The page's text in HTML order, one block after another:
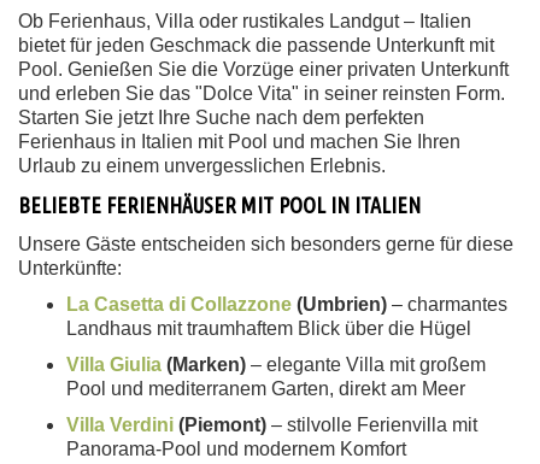
Ob Ferienhaus, Villa oder rustikales Landgut – Italien
bietet für jeden Geschmack die passende Unterkunft mit
Pool. Genießen Sie die Vorzüge einer privaten Unterkunft
und erleben Sie das "Dolce Vita" in seiner reinsten Form.
Starten Sie jetzt Ihre Suche nach dem perfekten
Ferienhaus in Italien mit Pool und machen Sie Ihren
Urlaub zu einem unvergesslichen Erlebnis.
BELIEBTE FERIENHÄUSER MIT POOL IN ITALIEN
Unsere Gäste entscheiden sich besonders gerne für diese
Unterkünfte:
La Casetta di Collazzone (Umbrien) – charmantes
Landhaus mit traumhaftem Blick über die Hügel
Villa Giulia (Marken) – elegante Villa mit großem
Pool und mediterranem Garten, direkt am Meer
Villa Verdini (Piemont) – stilvolle Ferienvilla mit
Panorama-Pool und modernem Komfort